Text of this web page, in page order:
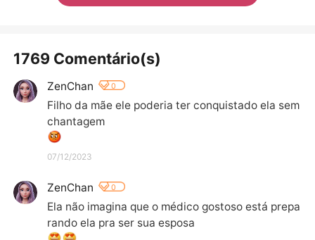
1769 Comentário(s)
ZenChan 0
Filho da mãe ele poderia ter conquistado ela sem
chantagem
07/12/2023
ZenChan 0
Ela não imagina que o médico gostoso está prepa
rando ela pra ser sua esposa